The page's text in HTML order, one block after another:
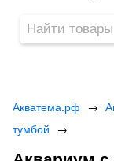
Акватема.рф →
тумбой →